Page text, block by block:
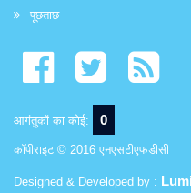
पूछताछ
आगंतुकों का कोई: 0
कॉपीराइट © 2016 एनएसटीएफडीसी
Designed & Developed by :